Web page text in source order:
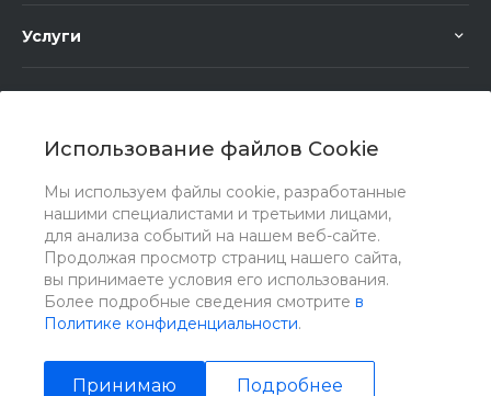
Использование файлов Cookie
Мы используем файлы cookie, разработанные
нашими специалистами и третьими лицами,
для анализа событий на нашем веб-сайте.
Продолжая просмотр страниц нашего сайта,
вы принимаете условия его использования.
Более подробные сведения смотрите в
Политике конфиденциальности.
Принимаю Подробнее
Услуги
Мы в соц. сетях